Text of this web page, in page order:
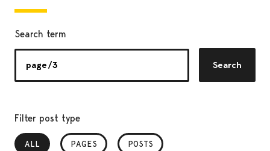
Search term
Search
Filter post type
ALL
, SELECTEDPAGES POSTS